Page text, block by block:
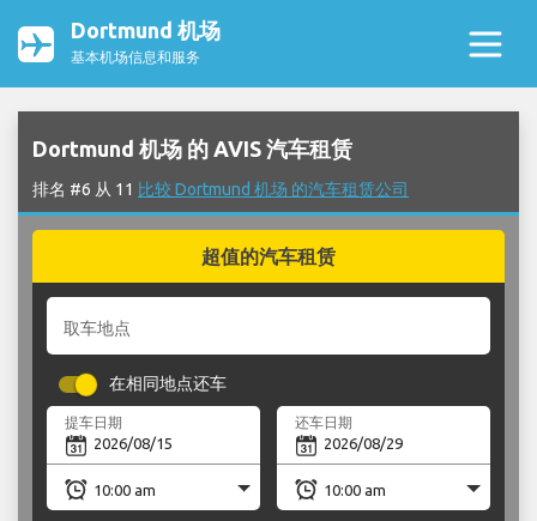
Dortmund 机场
基本机场信息和服务
Dortmund 机场 的 AVIS 汽车租赁
排名 #6 从 11 比较 Dortmund 机场 的汽车租赁公司
超值的汽车租赁
取车地点
在相同地点还车
提车日期 还车日期